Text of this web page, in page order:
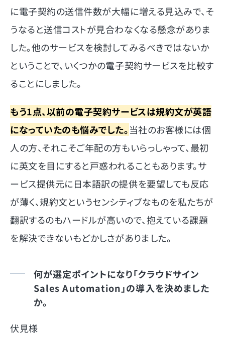
に電子契約の送信件数が大幅に増える見込みで、そ
うなると送信コストが見合わなくなる懸念がありま
した。他のサービスを検討してみるべきではないか
ということで、いくつかの電子契約サービスを比較す
ることにしました。
もう1点、以前の電子契約サービスは規約文が英語
になっていたのも悩みでした。当社のお客様には個
人の方、それこそご年配の方もいらっしゃって、最初
に英文を目にすると戸惑われることもあります。サ
ービス提供元に日本語訳の提供を要望しても反応
が薄く、規約文というセンシティブなものを私たちが
翻訳するのもハードルが高いので、抱えている課題
を解決できないもどかしさがありました。
何が選定ポイントになり「クラウドサイン
Sales Automation」の導入を決めました
か。
伏見様